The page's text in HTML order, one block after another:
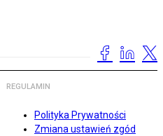
REGULAMIN
Polityka Prywatności
Zmiana ustawień zgód